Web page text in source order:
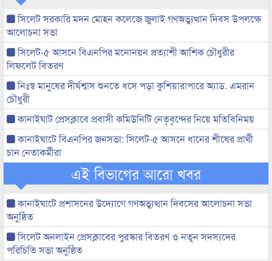
সিলেট সরকারি মদন মোহন কলেজে জুলাই গণঅভ্যুত্থান দিবস উপলক্ষে
আলোচনা সভা
সিলেট-৫ আসনে বিএনপির মনোনয়ন প্রত্যাশী আশিক চৌধুরীর
লিফলেট বিতরণ
নিঃস্ব মানুষের দীর্ঘশ্বাস শুনতে ধসে পড়া কুশিয়ারাপারে অ্যাড. এমরান
চৌধুরী
কানাইঘাট প্রেসক্লাবে প্রবাসী কমিউনিটি নেতৃবৃন্দের নিয়ে মতিবিনিময়
কানাইঘাটে বিএনপির জনসভা: সিলেট-৫ আসনে ধানের শীষের প্রার্থী
চান নেতাকর্মীরা
এই বিভাগের আরো খবর
কানাইঘাটে প্রশাসনের উদ্যোগে গণঅভ্যুত্থান দিবসের আলোচনা সভা
অনুষ্ঠিত
সিলেট অনলাইন প্রেসক্লাবের পুরস্কার বিতরণ ও নতুন সদস্যদের
পরিচিতি সভা অনুষ্ঠিত